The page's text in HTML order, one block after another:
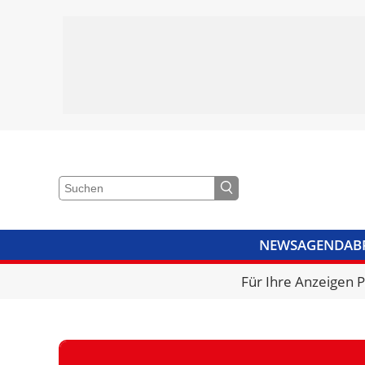
NEWSAGENDA
VIDEOSBIBLIOTHEK
Für Ihre Anzeigen